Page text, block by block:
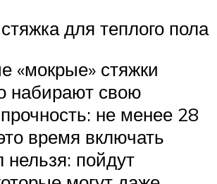
для теплого пола
«мокрые» стяжки
набирают свою
не менее 28
время включать
пойдут